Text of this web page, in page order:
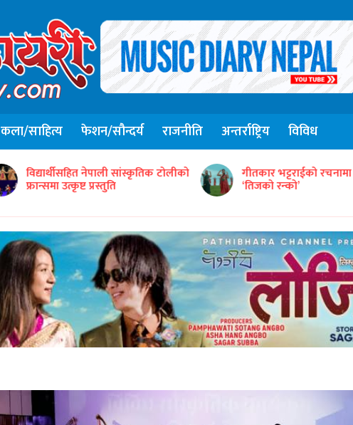
कला/साहित्य फेशन/सौन्दर्य राजनीति अन्तर्राष्ट्रिय विविध
गीतकार भट्टराईको रचनामा तिज गीत
‘तिजको रन्को’
संजिव सिंह रानाको स्वरमा
गीत ‘तितो छ कि
सार्वजनिक